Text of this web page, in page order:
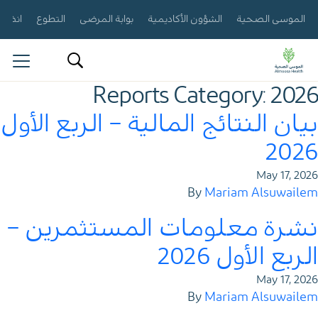
الموسى الصحية الشؤون الأكاديمية بوابة المرضى التطوع انضم
English
نبذة عنا
النتائج والتقارير
معلومات السهم
حوكمة الشركات
Reports Category: 2026
بيان النتائج المالية – الربع الأول
2026
May 17, 2026
By Mariam Alsuwailem
نشرة معلومات المستثمرين –
الربع الأول 2026
May 17, 2026
By Mariam Alsuwailem